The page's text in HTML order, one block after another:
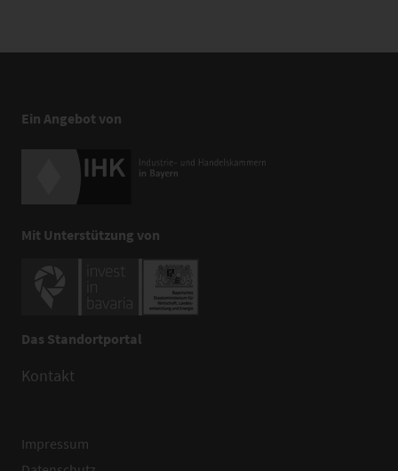
Ein Angebot von
Mit Unterstützung von
Das Standortportal
Kontakt
Impressum